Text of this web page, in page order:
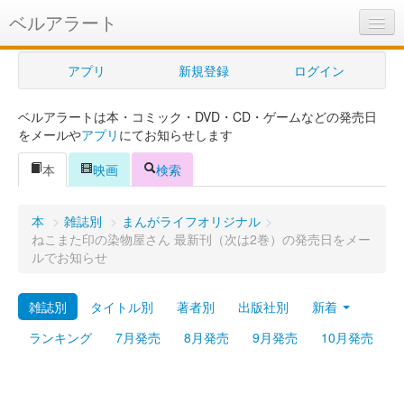
ベルアラート
ベルアラートとは
ヘルプ
新規登録
ログイン
購入管理
プレミアム
アプリ 新規登録 ログイン
ベルアラートは本・コミック・DVD・CD・ゲームなどの発売日
をメールやアプリ にてお知らせします
本
映画 検索
本 > 雑誌別 > まんがライフオリジナル >
ねこまた印の染物屋さん 最新刊（次は2巻）の発売日をメー
ルでお知らせ
雑誌別 タイトル別 著者別 出版社別
新着
ランキング
7月発売 8月発売 9月発売 10月発売